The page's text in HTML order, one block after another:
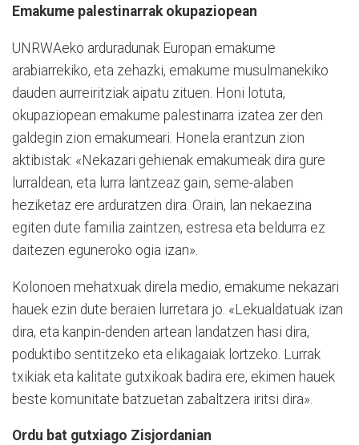
Emakume palestinarrak okupaziopean
UNRWAeko arduradunak Europan emakume
arabiarrekiko, eta zehazki, emakume musulmanekiko
dauden aurreiritziak aipatu zituen. Honi lotuta,
okupaziopean emakume palestinarra izatea zer den
galdegin zion emakumeari. Honela erantzun zion
aktibistak: «Nekazari gehienak emakumeak dira gure
lurraldean, eta lurra lantzeaz gain, seme-alaben
heziketaz ere arduratzen dira. Orain, lan nekaezina
egiten dute familia zaintzen, estresa eta beldurra ez
daitezen eguneroko ogia izan».
Kolonoen mehatxuak direla medio, emakume nekazari
hauek ezin dute beraien lurretara jo. «Lekualdatuak izan
dira, eta kanpin-denden artean landatzen hasi dira,
poduktibo sentitzeko eta elikagaiak lortzeko. Lurrak
txikiak eta kalitate gutxikoak badira ere, ekimen hauek
beste komunitate batzuetan zabaltzera iritsi dira».
Ordu bat gutxiago Zisjordanian